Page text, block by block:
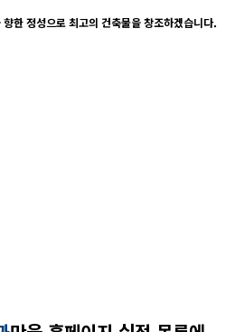
한 정성으로 최고의 건축물을 창조하겠습니다.